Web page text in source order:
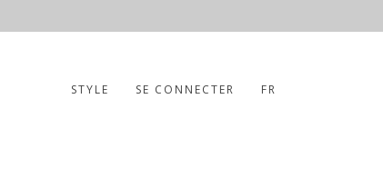
STYLE SE CONNECTER FR